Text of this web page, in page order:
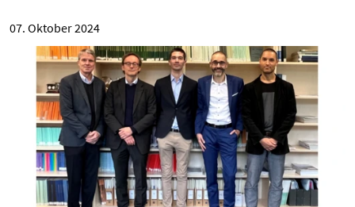
07. Oktober 2024